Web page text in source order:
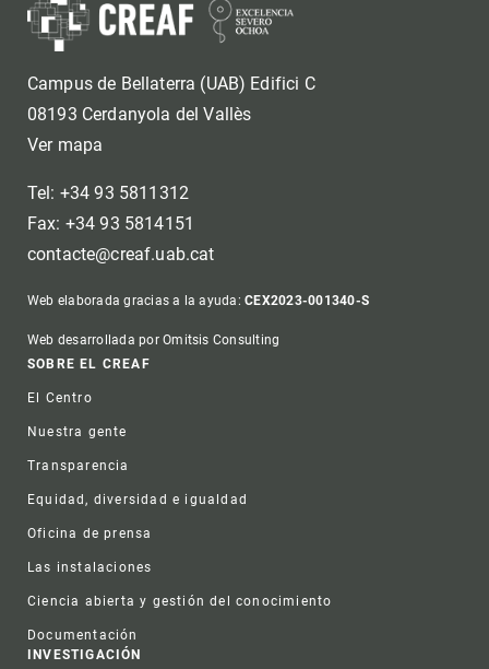
Campus de Bellaterra (UAB) Edifici C
08193 Cerdanyola del Vallès
Ver mapa
Tel: +34 93 5811312
Fax: +34 93 5814151
contacte@creaf.uab.cat
Web elaborada gracias a la ayuda:CEX2023-001340-S
Web desarrollada por Omitsis Consulting
Footer
SOBRE EL CREAF
El Centro
Nuestra gente
Transparencia
Equidad, diversidad e igualdad
Oficina de prensa
Las instalaciones
Ciencia abierta y gestión del conocimiento
Documentación
INVESTIGACIÓN